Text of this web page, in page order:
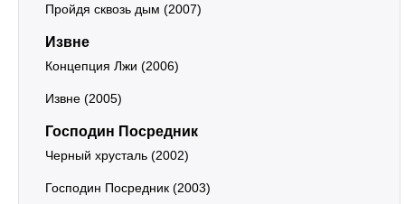
Пройдя сквозь дым (2007)
Извне
Концепция Лжи (2006)
Извне (2005)
Господин Посредник
Черный хрусталь (2002)
Господин Посредник (2003)